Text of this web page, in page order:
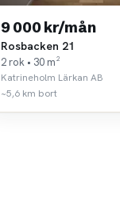
9 000 kr/mån
Rosbacken 21
2 rok • 30 m²
Katrineholm Lärkan AB
~5,6 km bort